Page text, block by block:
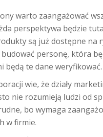
warto zaangażować
perspektywa będzie
są już dostępne na
personę, która
będą te dane weryfikować.
wie, że działy
nie rozumieją ludzi od
bo wymaga
w firmie.